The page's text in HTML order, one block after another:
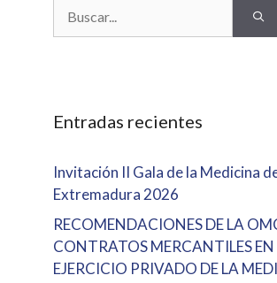
Entradas recientes
Invitación II Gala de la Medicina
Extremadura 2026
RECOMENDACIONES DE LA
CONTRATOS MERCANTILES EN
EJERCICIO PRIVADO DE LA